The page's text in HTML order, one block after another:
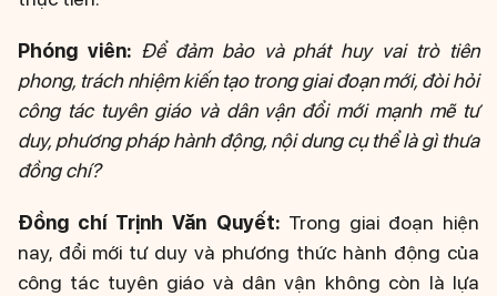
Phóng viên: Để đảm bảo và phát huy vai trò tiên
phong, trách nhiệm kiến tạo trong giai đoạn mới, đòi hỏi
công tác tuyên giáo và dân vận đổi mới mạnh mẽ tư
duy, phương pháp hành động, nội dung cụ thể là gì thưa
đồng chí?
Đồng chí Trịnh Văn Quyết:Trong giai đoạn hiện
nay, đổi mới tư duy và phương thức hành động của
công tác tuyên giáo và dân vận không còn là lựa